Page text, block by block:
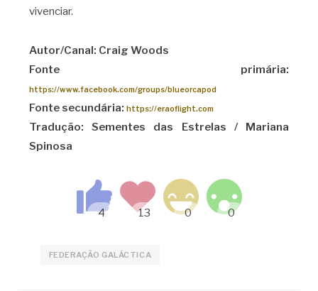
vivenciar.
Autor/Canal: Craig Woods
Fonte primária:
https://www.facebook.com/groups/blueorcapod
Fonte secundária: https://eraoflight.com
Tradução: Sementes das Estrelas / Mariana
Spinosa
FEDERAÇÃO GALÁCTICA